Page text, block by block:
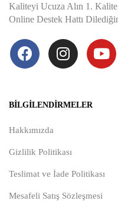
Kaliteyi Ucuza Alın 1.
Online Destek Hattı
BILGILENDIRMELER
Hakkımızda
Gizlilik Politikası
Teslimat ve İade Politikası
Mesafeli Satış Sözleşmesi